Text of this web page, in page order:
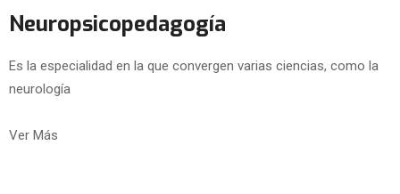
Neuropsicopedagogía
Es la especialidad en la que convergen varias ciencias, como la
neurología
Ver Más